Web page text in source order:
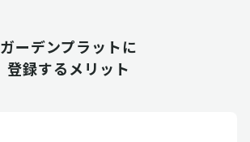
ガーデンプラットに
登録するメリット